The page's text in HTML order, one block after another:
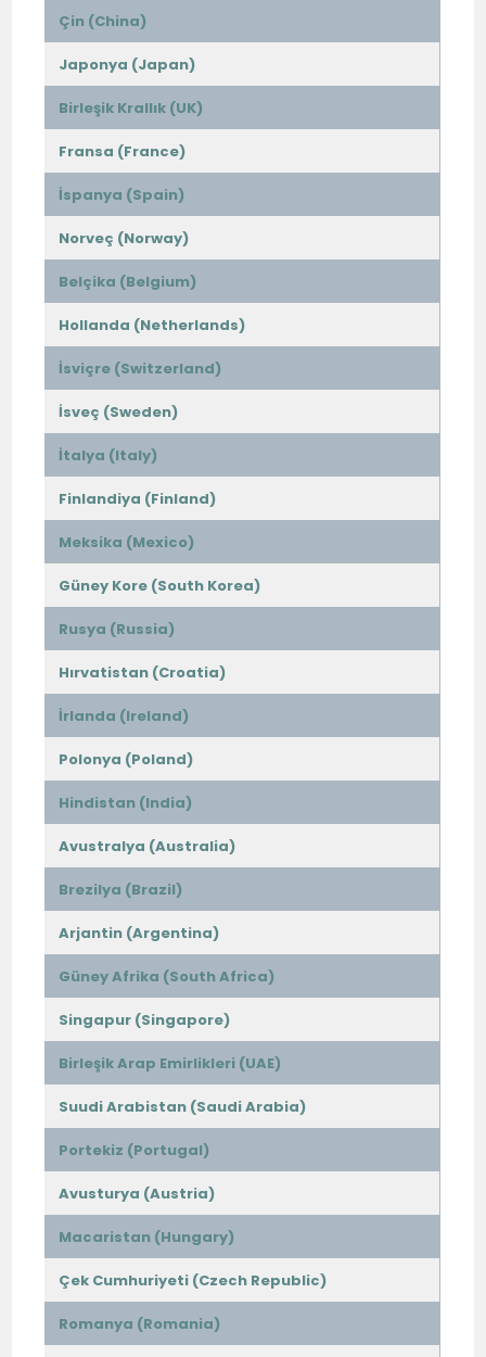
Çin (China)
Japonya (Japan)
Birleşik Krallık (UK)
Fransa (France)
İspanya (Spain)
Norveç (Norway)
Belçika (Belgium)
Hollanda (Netherlands)
İsviçre (Switzerland)
İsveç (Sweden)
İtalya (Italy)
Finlandiya (Finland)
Meksika (Mexico)
Güney Kore (South Korea)
Rusya (Russia)
Hırvatistan (Croatia)
İrlanda (Ireland)
Polonya (Poland)
Hindistan (India)
Avustralya (Australia)
Brezilya (Brazil)
Arjantin (Argentina)
Güney Afrika (South Africa)
Singapur (Singapore)
Birleşik Arap Emirlikleri (UAE)
Suudi Arabistan (Saudi Arabia)
Portekiz (Portugal)
Avusturya (Austria)
Macaristan (Hungary)
Çek Cumhuriyeti (Czech Republic)
Romanya (Romania)